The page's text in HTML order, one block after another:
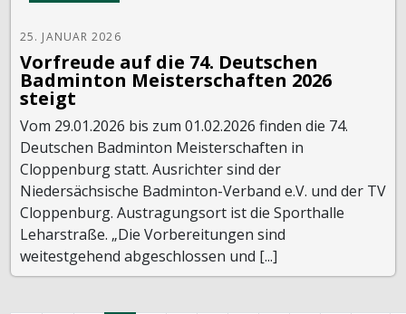
25. JANUAR 2026
Vorfreude auf die 74. Deutschen
Badminton Meisterschaften 2026
steigt
Vom 29.01.2026 bis zum 01.02.2026 finden die 74.
Deutschen Badminton Meisterschaften in
Cloppenburg statt. Ausrichter sind der
Niedersächsische Badminton-Verband e.V. und der TV
Cloppenburg. Austragungsort ist die Sporthalle
Leharstraße. „Die Vorbereitungen sind
weitestgehend abgeschlossen und [...]